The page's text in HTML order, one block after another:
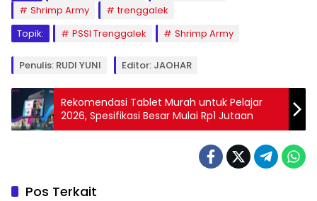
Shrimp Army
trenggalek
Topik:
PSSI Trenggalek Shrimp Army
Penulis: RUDI YUNI Editor: JAOHAR
Rekomendasi Tablet Murah untuk Pelajar
2026, Spesifikasi Besar Mulai Rp1 Jutaan
Pos Terkait